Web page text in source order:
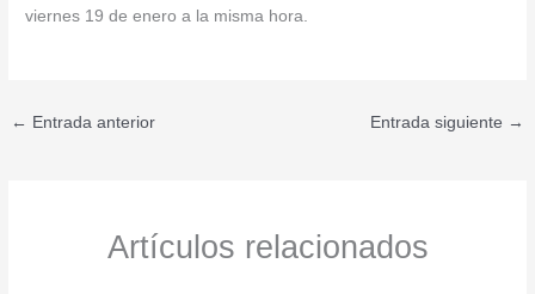
viernes 19 de enero a la misma hora.
← Entrada anterior Entrada siguiente →
Artículos relacionados